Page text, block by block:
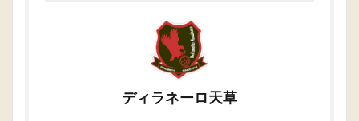
ディラネーロ天草